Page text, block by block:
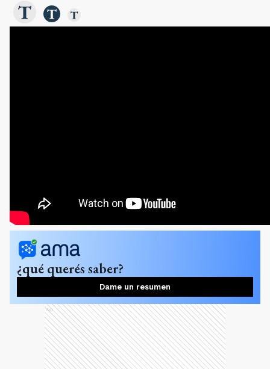
¿qué querés saber?
Dame un resumen
Ads